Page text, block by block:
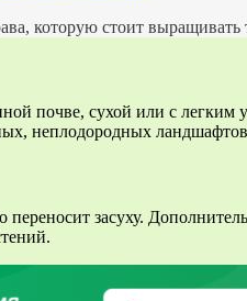
которую стоит
почве, сухой или с
неплодородных
засуху.